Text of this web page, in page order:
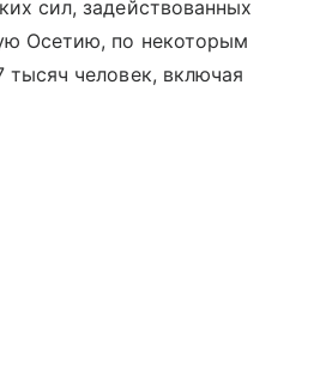
сил, задействованных
Осетию, по некоторым
тысяч человек, включая